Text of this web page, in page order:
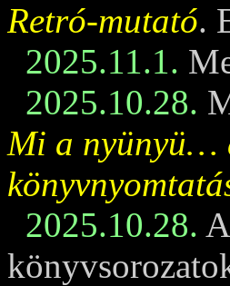
Retró-mutató.
2025.11.1.
2025.10.28.
Mi a nyünyü…
2025.10.28.